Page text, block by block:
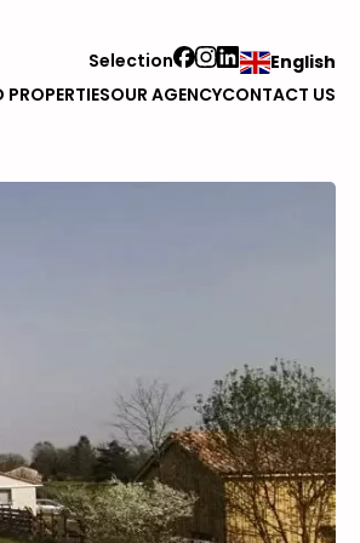
Selection
English
PROPERTIESOUR AGENCYCONTACT US